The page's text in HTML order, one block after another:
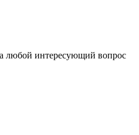
любой интересующий вопрос